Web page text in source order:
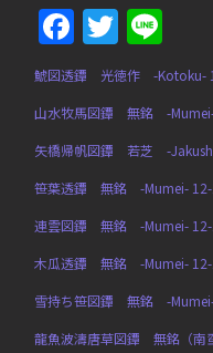
Facebook
Twitter
鯱図透鐔 光徳作 -Kotoku-
山水牧馬図鐔 無銘 -
矢橋帰帆図鐔 若芝 -
笹葉透鐔 無銘 -Mumei- 12-
連雲図鐔 無銘 -Mumei- 12-
木瓜透鐔 無銘 -Mumei-
雪持ち笹図鐔 無銘 -
龍魚波濤唐草図鐔 無銘（